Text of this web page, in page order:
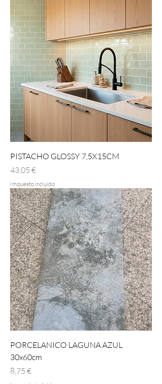
PISTACHO GLOSSY 7,5X15CM
Precio
43,05 €
Impuesto incluido
PORCELANICO LAGUNA AZUL
30x60cm
Precio
8,75 €